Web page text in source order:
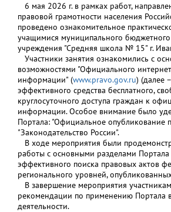
6 мая 2026 г. в рамках работ,
правовой грамотности населения
проведено ознакомительное
учащимися муниципального бюджетного
учреждения "Средняя школа № 15" г.
Участники занятия ознакомились с
возможностями "Официального
информации" (www.pravo.gov.ru) (далее
эффективного средства бесплатного,
круглосуточного доступа граждан к
информации. Особое внимание было
Портала: "Официальное опубликование
"Законодательство России".
В ходе мероприятия были
работы с основными разделами
эффективного поиска правовых актов
регионального уровней,
В завершение мероприятия
рекомендации по применению Портала
деятельности.